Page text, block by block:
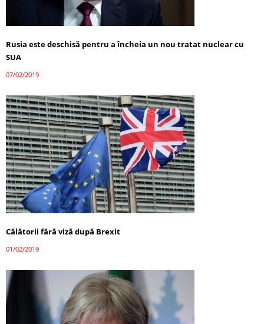
Rusia este deschisă pentru a încheia un nou tratat nuclear cu
SUA
07/02/2019
Călătorii fără viză după Brexit
01/02/2019